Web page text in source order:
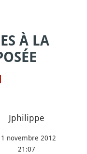
À LA
Jphilippe
novembre 2012
21:07